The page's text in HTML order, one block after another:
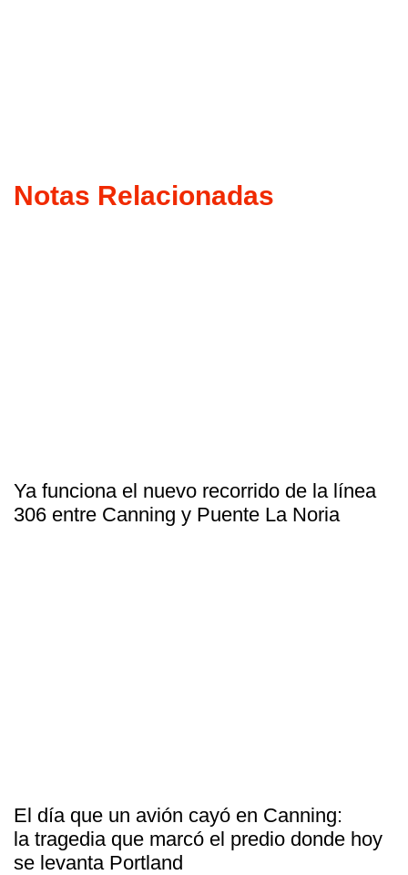
Notas Relacionadas
Ya funciona el nuevo recorrido de la línea
306 entre Canning y Puente La Noria
El día que un avión cayó en Canning:
la tragedia que marcó el predio donde hoy
se levanta Portland